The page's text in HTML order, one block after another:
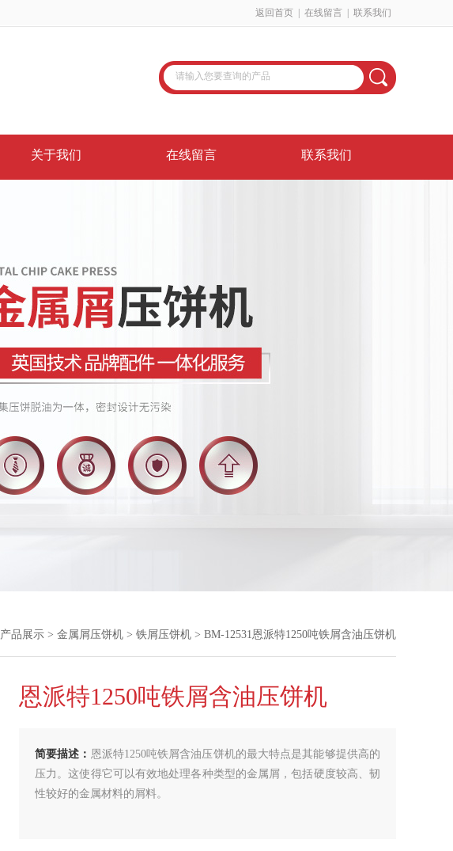
返回首页 在线留言 联系我们
关于我们 在线留言 联系我们
产品展示 > 金属屑压饼机 > 铁屑压饼机 > BM-12531恩派特1250吨铁屑含油压饼机
恩派特1250吨铁屑含油压饼机
简要描述： 恩派特1250吨铁屑含油压饼机的最大特点是其能够提供高的
压力。这使得它可以有效地处理各种类型的金属屑，包括硬度较高、韧
性较好的金属材料的屑料。